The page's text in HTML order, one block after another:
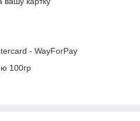
- WayForPay
100гр